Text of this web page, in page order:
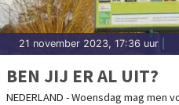
21 november 2023, 17:36 uur
BEN JIJ ER AL UIT?
NEDERLAND - Woensdag mag